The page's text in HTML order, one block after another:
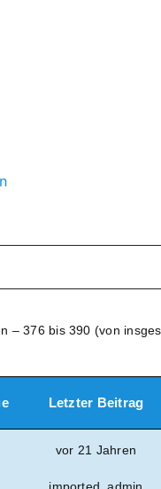
– 376 bis 390 (von
Letzter Beitrag
vor 21 Jahren